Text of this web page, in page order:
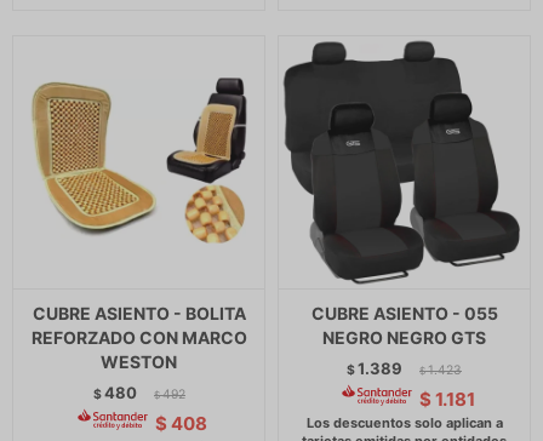
CUBRE ASIENTO - BOLITA
REFORZADO CON MARCO
WESTON
$480 $ 492
$ 408
CUBRE ASIENTO - 055
NEGRO NEGRO GTS
$1.389 $ 1.423
$ 1.181